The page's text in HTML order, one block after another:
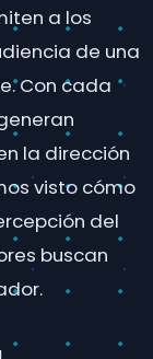
a los
de una
Con cada
la dirección
visto cómo
del
buscan